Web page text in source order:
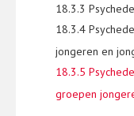
18.3.3
18.3.4
jongeren en
18.3.5
groepen